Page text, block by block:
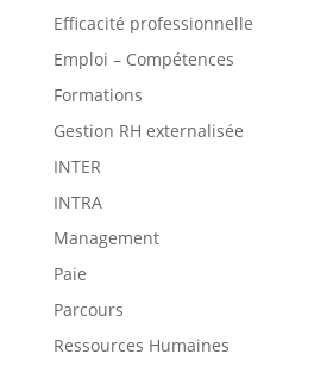
Efficacité professionnelle
Emploi – Compétences
Formations
Gestion RH externalisée
INTER
INTRA
Management
Paie
Parcours
Ressources Humaines